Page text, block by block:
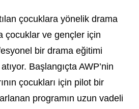
çocuklara yönelik drama
çocuklar ve gençler için
bir drama eğitimi
BaşlangıçtaAWP’nin
çocukları için pilot bir
programın uzun vadeli